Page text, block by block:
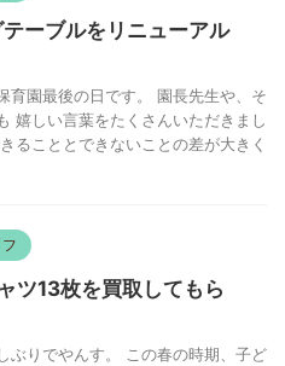
ーブルをリニューアル
育園最後の日です。 園長先生や、そ
嬉しい言葉をたくさんいただきまし
ることとできないことの差が大きく
ツ13枚を買取してもら
ぶりでやんす。 この春の時期、子ど